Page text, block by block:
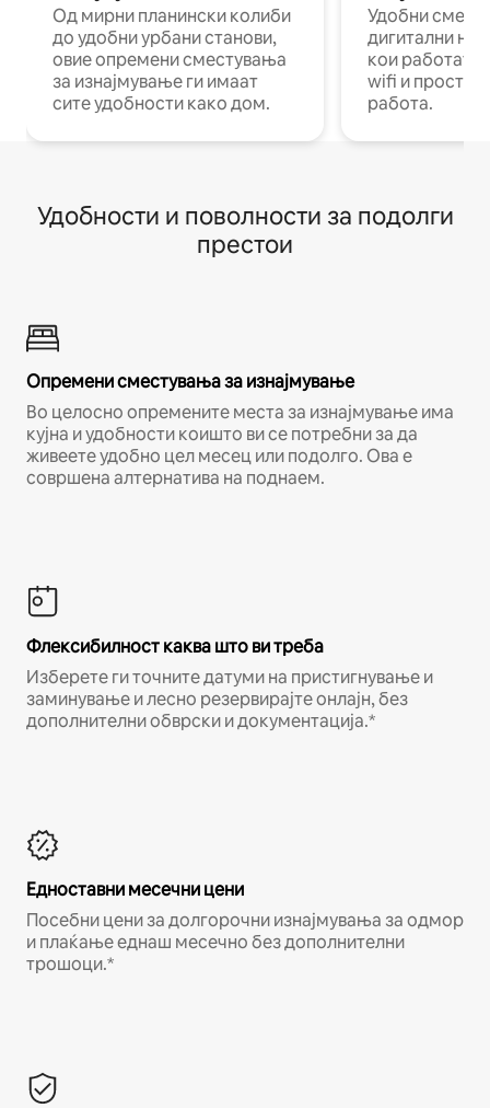
Од мирни планински колиби
до удобни урбани станови,
овие опремени сместувања
за изнајмување ги имаат
сите удобности како дом.
Удобни
дигитални
кои работат
wifi и
работа.
Удобности и поволности за подолги
престои
Опремени сместувања за изнајмување
Во целосно опремените места за изнајмување има
кујна и удобности коишто ви се потребни за да
живеете удобно цел месец или подолго. Ова е
совршена алтернатива на поднаем.
Флексибилност каква што ви треба
Изберете ги точните датуми на пристигнување и
заминување и лесно резервирајте онлајн, без
дополнителни обврски и документација.*
Едноставни месечни цени
Посебни цени за долгорочни изнајмувања за одмор
и плаќање еднаш месечно без дополнителни
трошоци.*